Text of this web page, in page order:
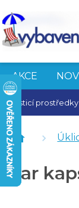
AKCE
Čisticí prostředky
Feel Eco
Finish sůl do
Jar
Jar